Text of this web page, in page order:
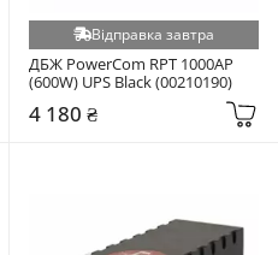
Відправка завтра
ДБЖ PowerCom RPT 1000AP
(600W) UPS Black (00210190)
4 180 ₴